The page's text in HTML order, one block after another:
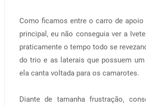
Como ficamos entre o carro de
principal, eu não conseguia ver a
praticamente o tempo todo se
do trio e as laterais que possuem
ela canta voltada para os camarotes.
Diante de tamanha frustração,